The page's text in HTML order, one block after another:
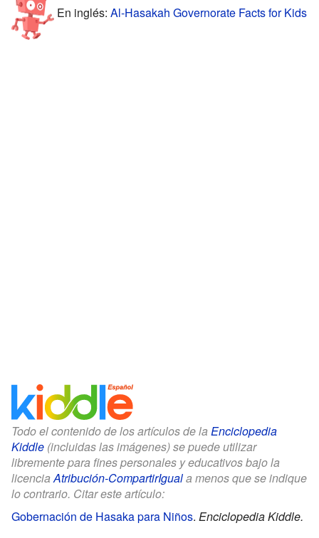
En inglés: Al-Hasakah Governorate Facts for Kids
Todo el contenido de los artículos de la Enciclopedia
Kiddle (incluidas las imágenes) se puede utilizar
libremente para fines personales y educativos bajo la
licenciaAtribución-CompartirIguala menos que se indique
lo contrario. Citar este artículo:
Gobernación de Hasaka para Niños. Enciclopedia Kiddle.